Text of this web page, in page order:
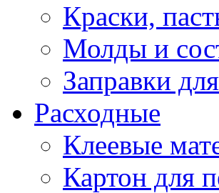
Краски,
Молды и
Заправки
Расходные
Клеевые
Картон для